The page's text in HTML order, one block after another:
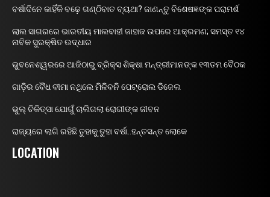
ବର୍ଷାଦିନେ କାହିଁକି ବଢ଼େ ଗଣ୍ଠିବାତ ବ୍ୟଥା? ଜାଣନ୍ତୁ ବିଶେଷଜ୍ଞଙ୍କ ପରାମର୍ଶ
ଲାଲ ସାଗରରେ ଭାରତୀୟ ମାଲବାହୀ ଜାହାଜ ଉପରେ ଆକ୍ରମଣ; ସମସ୍ତ ୧୪
ନାବିକ ସୁରକ୍ଷିତ ଉଦ୍ଧାର
ଭୁବନେଶ୍ୱରରେ ଆଜିଠାରୁ ବ୍ରିକ୍ସ ଶିକ୍ଷା ମନ୍ତ୍ରୀମାନଙ୍କ ୧୩ତମ ବୈଠକ
ଗାଡ଼ିର ବୈଧ ବୀମା ନଥିଲେ ମିଳିବନି ପେଟ୍ରୋଲ ଡିଜେଲ
ଭୁଲ୍ ଚିକିତ୍ସା ଯୋଗୁଁ ଚାଲିଗଲା ରୋଗୀଙ୍କ ଜୀବନ
ରାଜ୍ୟରେ ଲାଗି ରହିଛି ତୁହାକୁ ତୁହା ବର୍ଷା..ହନ୍ତସନ୍ତ ଲୋକେ
LOCATION